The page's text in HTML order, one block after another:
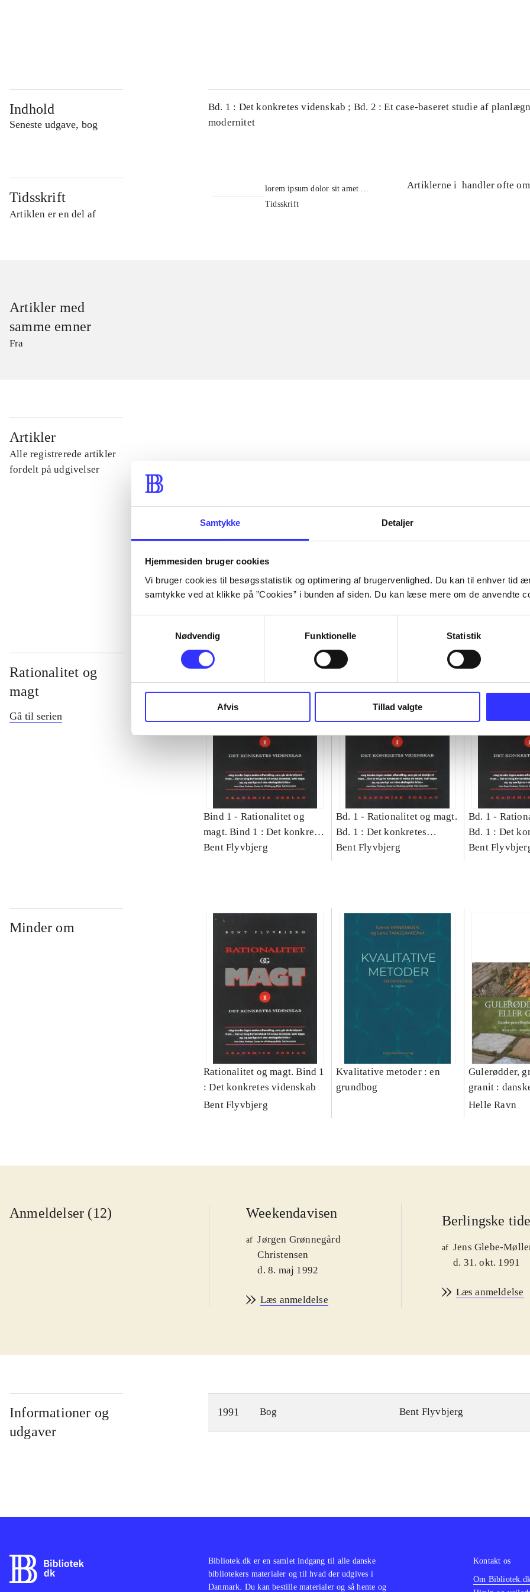
Samtykke Detaljer
Hjemmesiden bruger cookies
Vi bruger cookies til besøgsstatistik og optimering af brugervenlighed. Du kan til enhver tid
samtykke ved at klikke på ”Cookies” i bunden af siden. Du kan læse mere om de anvendte
Nødvendig
Funktionelle Statistik
Afvis Tillad valgte
Indhold
Seneste udgave, bog
Bd. 1 : Det konkretes videnskab ; Bd. 2 : Et case-baseret studie af
modernitet
Tidsskrift
Artiklen er en del af
lorem ipsum dolor sit amet ...
Tidsskrift
Artiklerne i handler ofte om
Artikler med
samme emner
Fra
Artikler
Alle registrerede artikler
fordelt på udgivelser
...
...
...
Rationalitet og
magt
Gå til serien
Bind 1 - Rationalitet og
magt. Bind 1 : Det konkretes
videnskab
Bent Flyvbjerg
Bd. 1 - Rationalitet og magt.
Bd. 1 : Det konkretes
videnskab
Bent Flyvbjerg
Bd. 1 -
Bd. 1 : Det
videnskab
Bent
Minder om
Rationalitet og magt. Bind 1
: Det konkretes videnskab
Bent Flyvbjerg
Kvalitative metoder : en
grundbog
Gulerødder,
granit :
Helle Ravn
Anmeldelser (12) Weekendavisen
af Jørgen Grønnegård
Christensen
d. 8. maj 1992
Læs anmeldelse
Berlingske
af Jens Glebe-
d. 31. okt. 1991
Læs anmeldelse
Informationer og
udgaver
1991 Bog Bent Flyvbjerg
Bibliotek.dk er en samlet indgang til alle danske
bibliotekers materialer og til hvad der udgives i
Danmark. Du kan bestille materialer og så hente og
Kontakt os
Om